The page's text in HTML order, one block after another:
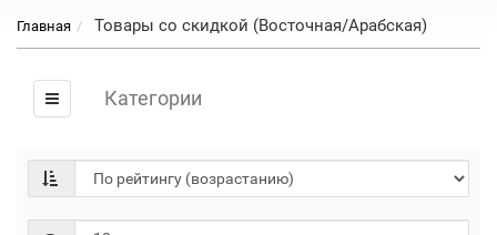
Главная Товары со скидкой (Восточная/Арабская)
Категории